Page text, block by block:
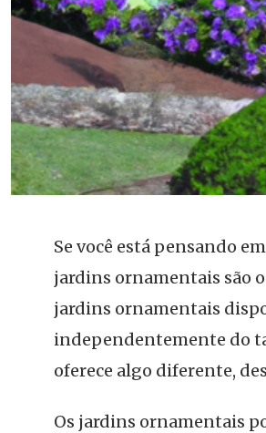
Se você está pensando
jardins ornamentais são
jardins ornamentais
independentemente do
oferece algo diferente,
Os jardins ornamentais